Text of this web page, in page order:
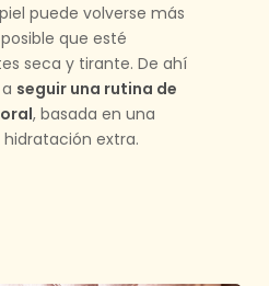
puede volverse más
que esté
seca y tirante. De ahí
seguir una rutina de
, basada en una
extra.